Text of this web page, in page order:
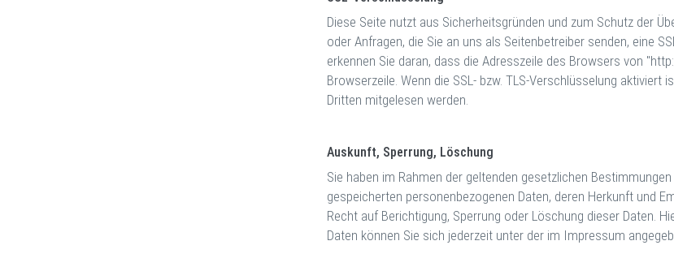
Diese Seite nutzt aus Sicherheitsgründen und zum Schutz der
oder Anfragen, die Sie an uns als Seitenbetreiber senden, eine
erkennen Sie daran, dass die Adresszeile des Browsers von
Browserzeile. Wenn die SSL- bzw. TLS-Verschlüsselung
Dritten mitgelesen werden.
Auskunft, Sperrung, Löschung
Sie haben im Rahmen der geltenden gesetzlichen
gespeicherten personenbezogenen Daten, deren Herkunft und
Recht auf Berichtigung, Sperrung oder Löschung dieser Daten.
Daten können Sie sich jederzeit unter der im Impressum